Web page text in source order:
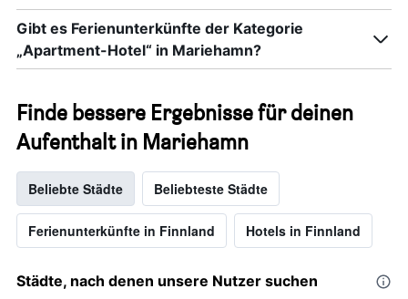
Gibt es Ferienunterkünfte der Kategorie
„Apartment-Hotel“ in Mariehamn?
Finde bessere Ergebnisse für deinen
Aufenthalt in Mariehamn
Beliebte Städte Beliebteste Städte
Ferienunterkünfte in Finnland Hotels in Finnland
Städte, nach denen unsere Nutzer suchen